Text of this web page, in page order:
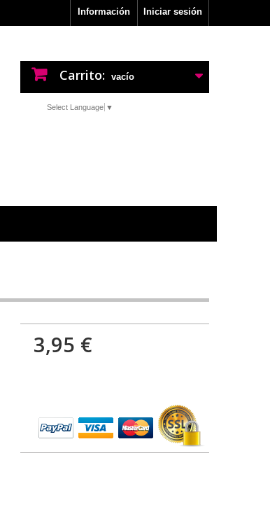
Iniciar sesión
Información
Carrito: vacío
Select Language ▼
3,95 €